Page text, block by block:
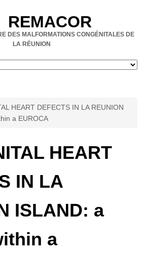
REMACOR
DES MALFORMATIONS CONGÉNITALES DE
LA RÉUNION
HEART DEFECTS IN LA REUNION
a EUROCA
HEART
IN LA
ISLAND: a
a